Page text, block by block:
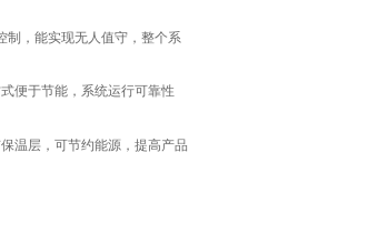
制，能实现无人值守，整个系
便于节能，系统运行可靠性
温层，可节约能源，提高产品